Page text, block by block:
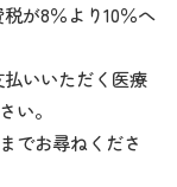
が8％より10％へ
いいただく医療
い。
でお尋ねくださ